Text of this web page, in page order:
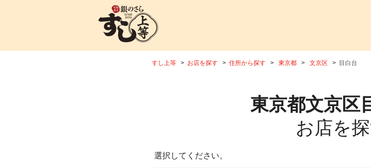
すし上等 お店を探す 住所から探す 東京都 文京区 目白台
東京都文京区
お店を
選択してください。